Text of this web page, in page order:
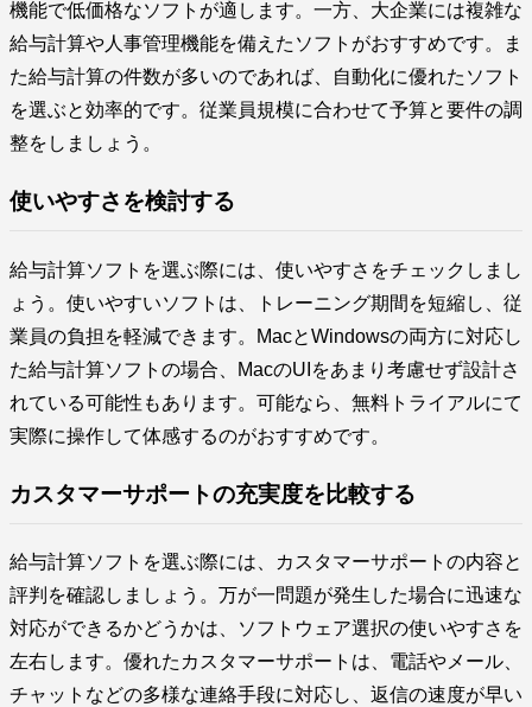
機能で低価格なソフトが適します。一方、大企業には複雑な
給与計算や人事管理機能を備えたソフトがおすすめです。ま
た給与計算の件数が多いのであれば、自動化に優れたソフト
を選ぶと効率的です。従業員規模に合わせて予算と要件の調
整をしましょう。
使いやすさを検討する
給与計算ソフトを選ぶ際には、使いやすさをチェックしまし
ょう。使いやすいソフトは、トレーニング期間を短縮し、従
業員の負担を軽減できます。MacとWindowsの両方に対応し
た給与計算ソフトの場合、MacのUIをあまり考慮せず設計さ
れている可能性もあります。可能なら、無料トライアルにて
実際に操作して体感するのがおすすめです。
カスタマーサポートの充実度を比較する
給与計算ソフトを選ぶ際には、カスタマーサポートの内容と
評判を確認しましょう。万が一問題が発生した場合に迅速な
対応ができるかどうかは、ソフトウェア選択の使いやすさを
左右します。優れたカスタマーサポートは、電話やメール、
チャットなどの多様な連絡手段に対応し、返信の速度が早い